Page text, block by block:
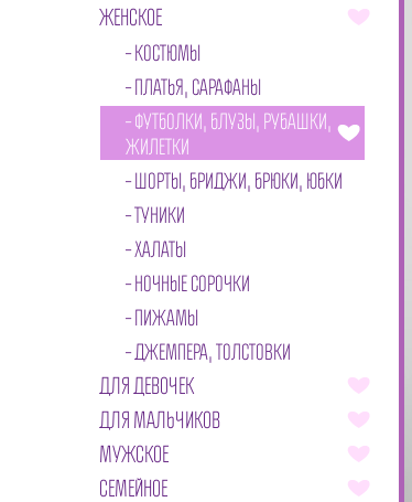
ЖЕНСКОЕ
КОСТЮМЫ
ПЛАТЬЯ, САРАФАНЫ
ФУТБОЛКИ, БЛУЗЫ, РУБАШКИ,
ЖИЛЕТКИ
ШОРТЫ, БРИДЖИ, БРЮКИ, ЮБКИ
ТУНИКИ
ХАЛАТЫ
НОЧНЫЕ СОРОЧКИ
ПИЖАМЫ
ДЖЕМПЕРА, ТОЛСТОВКИ
ДЛЯ ДЕВОЧЕК
ДЛЯ МАЛЬЧИКОВ
МУЖСКОЕ
СЕМЕЙНОЕ